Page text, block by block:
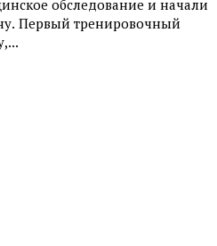
обследование и начали
Первый тренировочный